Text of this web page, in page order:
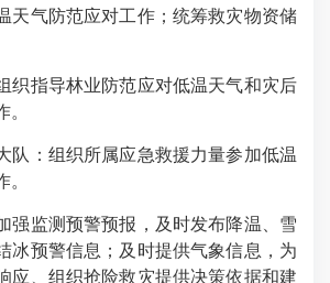
天气防范应对工作；统筹救灾物资储
指导林业防范应对低温天气和灾后
：组织所属应急救援力量参加低温
监测预警预报，及时发布降温、雪
冰预警信息；及时提供气象信息，为
应、组织抢险救灾提供决策依据和建